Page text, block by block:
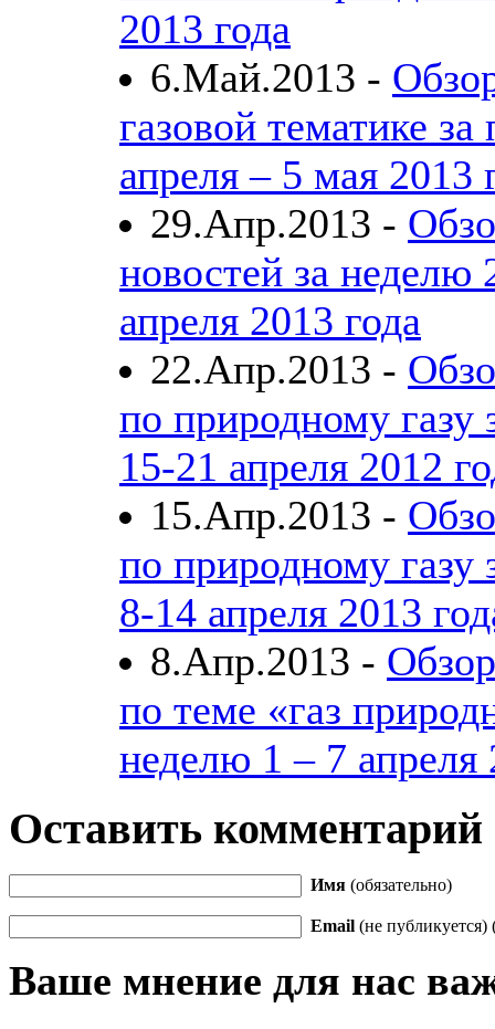
2013 года
6.Май.2013 -
газовой тематике за
апреля – 5 мая 2013
29.Апр.2013 -
новостей за неделю
апреля 2013 года
22.Апр.2013 -
по природному газу
15-21 апреля 2012
15.Апр.2013 -
по природному газу
8-14 апреля 2013
8.Апр.2013 -
по теме «газ
неделю 1 – 7 апреля
Оставить комментарий
Имя (обязательно)
Email (не публикуется)
Ваше мнение для нас